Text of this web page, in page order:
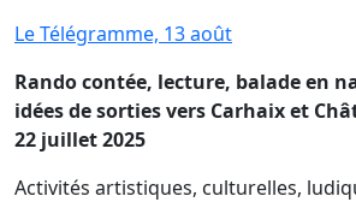
Le Télégramme, 13 août
Rando contée, lecture, balade en
idées de sorties vers Carhaix et
22 juillet 2025
Activités artistiques, culturelles,